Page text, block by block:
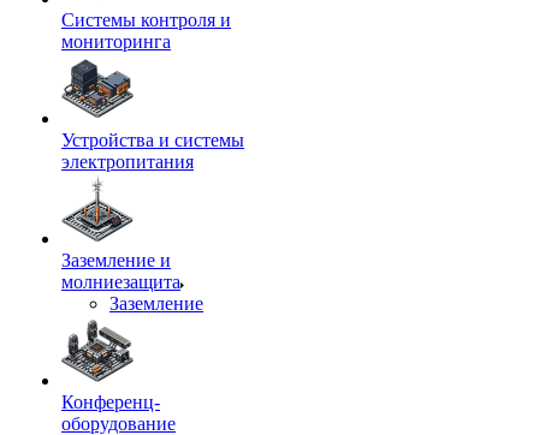
Системы контроля и
мониторинга
Устройства и системы
электропитания
Заземление и
молниезащита
Заземление
Конференц-
оборудование